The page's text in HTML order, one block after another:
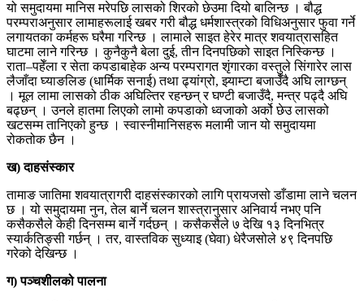
यो समुदायमा मानिस मरेपछि लासको शिरको छेउमा दियो बालिन्छ । बौद्ध
परम्पराअनुसार लामाहरूलाई खबर गरी बौद्ध धर्मशास्त्रको विधिअनुसार फुवा गर्ने
लगायतका कर्महरू घरैमा गरिन्छ । लामाले साइत हेरेर मात्र शवयात्रासहित
घाटमा लाने गरिन्छ । कुनैकुनै बेला दुई, तीन दिनपछिको साइत निस्किन्छ ।
राता–पहेँला र सेता कपडाबाहेक अन्य परम्परागत शृंगारका वस्तुले सिंगारेर लास
लैजाँदा घ्याङलिङ (धार्मिक सनाई) तथा ढ्यांग्रो, झ्याम्टा बजाउँँदै अघि लाग्छन्
। मूल लामा लासको ठीक अघिल्तिर रहन्छन् र घण्टी बजाउँदै, मन्त्र पढ्दै अघि
बढ्छन् । उनले हातमा लिएको लामो कपडाको ध्वजाको अर्को छेउ लासको
खटसम्म तानिएको हुन्छ । स्वास्नीमानिसहरू मलामी जान यो समुदायमा
रोकतोक छैन ।
ख) दाहसंस्कार
तामाङ जातिमा शवयात्रागरी दाहसंस्कारको लागि प्रायजसो डाँडामा लाने चलन
छ । यो समुदायमा नुन, तेल बार्ने चलन शास्त्रानुसार अनिवार्य नभए पनि
कसैकसैले केही दिनसम्म बार्ने गर्दछन् । कसैकसैले ७ देखि १३ दिनभित्र
स्यार्कतिङ्सी गर्छन् । तर, वास्तविक सुध्याइ (घेवा) धेरैजसोले ४९ दिनपछि
गरेको देखिन्छ ।
ग) पञ्चशीलको पालना